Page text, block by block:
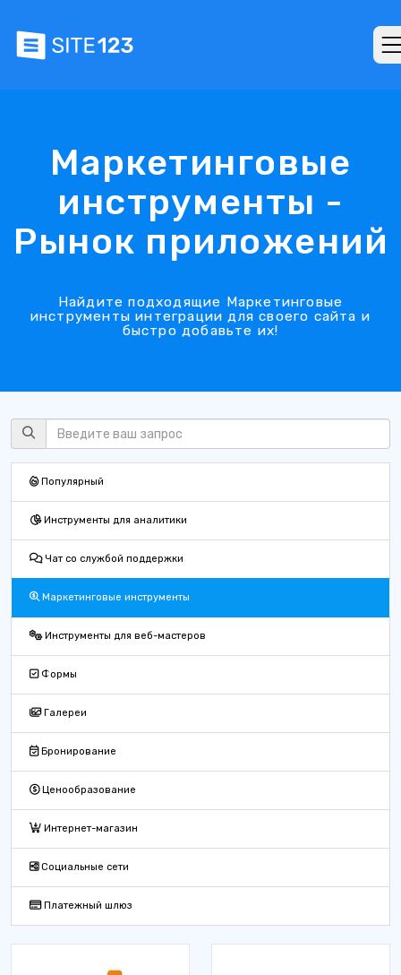
Маркетинговые
инструменты -
Рынок приложений
Найдите подходящие Маркетинговые
инструменты интеграции для своего сайта и
быстро добавьте их!
Популярный
Инструменты для аналитики
Чат со службой поддержки
Маркетинговые инструменты
Инструменты для веб-мастеров
Формы
Галереи
Бронирование
Ценообразование
Интернет-магазин
Социальные сети
Платежный шлюз